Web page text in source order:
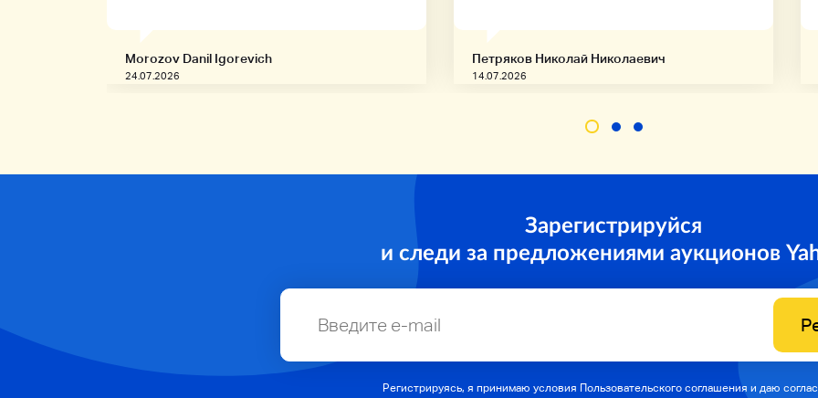
Morozov Danil Igorevich
24.07.2026
Петряков Николай Николаевич
14.07.2026
Зарегистрируйся
и следи за предложениями аукционов
Регистрируясь, я принимаю условия Пользовательского соглашения и даю